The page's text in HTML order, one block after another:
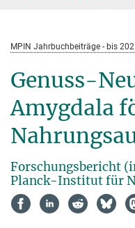
MPIN Jahrbuchbeiträge - bis
Genuss-
Amygdala
Forschungsbericht
Planck-Institut für